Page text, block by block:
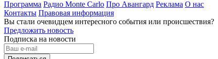
Программа Радио Monte Carlo Про Авангард Реклама О нас
Контакты Правовая информация
Вы стали очевидцем интересного события или происшествия?
Предложить новость
Подписка на новости